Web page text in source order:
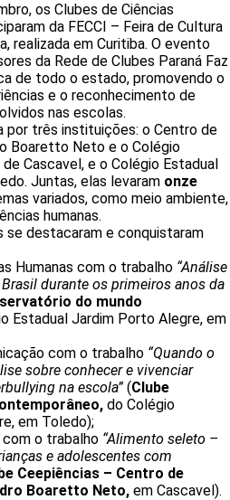
os Clubes de Ciências
da FECCI – Feira de Cultura
realizada em Curitiba. O evento
da Rede de Clubes Paraná Faz
de todo o estado, promovendo o
e o reconhecimento de
nas escolas.
por três instituições: o Centro de
Boaretto Neto e o Colégio
Cascavel, e o Colégio Estadual
Juntas, elas levaram onze
variados, como meio ambiente,
humanas.
se destacaram e conquistaram
Humanas com o trabalho “Análise
durante os primeiros anos da
do mundo
Estadual Jardim Porto Alegre, em
com o trabalho “Quando o
sobre conhecer e vivenciar
na escola”(Clube
do Colégio
em Toledo);
com o trabalho “Alimento seleto –
e adolescentes com
Ceepiências – Centro de
Boaretto Neto, em Cascavel).